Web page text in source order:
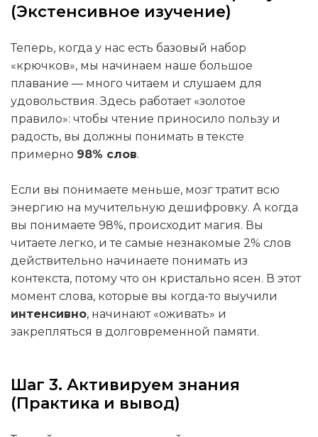
(Экстенсивное изучение)
Теперь, когда у нас есть базовый набор
«крючков», мы начинаем наше большое
плавание — много читаем и слушаем для
удовольствия. Здесь работает «золотое
правило»: чтобы чтение приносило пользу и
радость, вы должны понимать в тексте
примерно 98% слов.
Если вы понимаете меньше, мозг тратит всю
энергию на мучительную дешифровку. А когда
вы понимаете 98%, происходит магия. Вы
читаете легко, и те самые незнакомые 2% слов
действительно начинаете понимать из
контекста, потому что он кристально ясен. В этот
момент слова, которые вы когда-то выучили
интенсивно, начинают «оживать» и
закрепляться в долговременной памяти.
Шаг 3. Активируем знания
(Практика и вывод)